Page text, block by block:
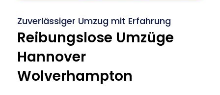
Zuverlässiger Umzug mit Erfahrung
Reibungslose Umzüge
Hannover
Wolverhampton